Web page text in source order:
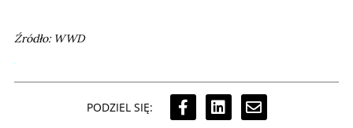
Źródło: WWD
PODZIEL SIĘ: